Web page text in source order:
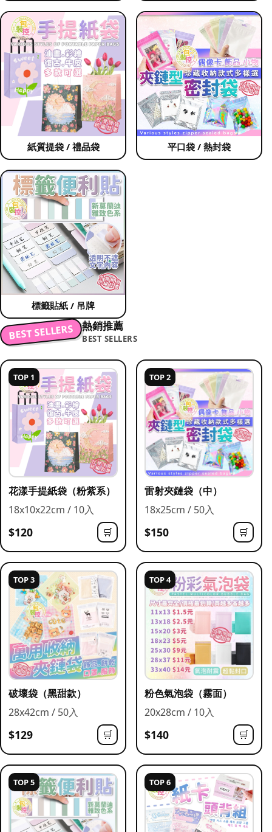
紙質提袋 / 禮品袋 平口袋 / 熱封袋
標籤貼紙 / 吊牌
BEST SELLERS 熱銷推薦
BEST SELLERS
TOP 1
花漾手提紙袋（粉紫系）
18x10x22cm / 10入
$120 🛒
TOP 2
雷射夾鏈袋（中）
18x25cm / 50入
$150 🛒
TOP 3
破壞袋（黑甜款）
28x42cm / 50入
$129 🛒
TOP 4
粉色氣泡袋（霧面）
20x28cm / 10入
$140 🛒
TOP 5 TOP 6